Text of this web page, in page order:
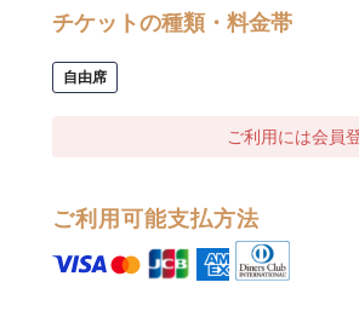
チケットの種類・料金帯
自由席
ご利用には会員
ご利用可能支払方法